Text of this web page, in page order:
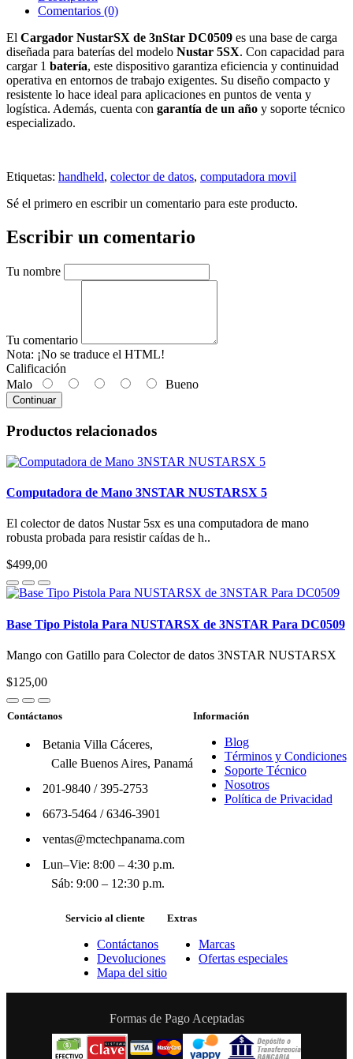
Comentarios (0)
El Cargador NustarSX de 3nStar DC0509 es una base de carga
diseñada para baterías del modelo Nustar 5SX. Con capacidad para
cargar 1 batería, este dispositivo garantiza eficiencia y continuidad
operativa en entornos de trabajo exigentes. Su diseño compacto y
resistente lo hace ideal para aplicaciones en puntos de venta y
logística. Además, cuenta con garantía de un año y soporte técnico
especializado.
Etiquetas: handheld, colector de datos, computadora movil
Sé el primero en escribir un comentario para este producto.
Escribir un comentario
Tu nombre
Tu comentario
Nota: ¡No se traduce el HTML!
Calificación
Malo
Bueno
Continuar
Productos relacionados
Computadora de Mano 3NSTAR NUSTARSX 5
El colector de datos Nustar 5sx es una computadora de mano
robusta probada para resistir caídas de h..
$499,00
Base Tipo Pistola Para NUSTARSX de 3NSTAR Para DC0509
Mango con Gatillo para Colector de datos 3NSTAR NUSTARSX
$125,00
Contáctanos
Betania Villa Cáceres,
Calle Buenos Aires, Panamá
201-9840/395-2753
6673-5464/6346-3901
ventas@mctechpanama.com
Lun–Vie: 8:00 – 4:30 p.m.
Sáb: 9:00 – 12:30 p.m.
Información
Blog
Términos y Condiciones
Soporte Técnico
Nosotros
Política de Privacidad
Servicio al cliente
Contáctanos
Devoluciones
Mapa del sitio
Extras
Marcas
Ofertas especiales
Formas de Pago Aceptadas